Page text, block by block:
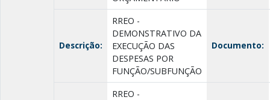
Descrição:
RREO -
DEMONSTRATIVO DA
EXECUÇÃO DAS
DESPESAS POR
FUNÇÃO/SUBFUNÇÃO
Documento:
RREO -